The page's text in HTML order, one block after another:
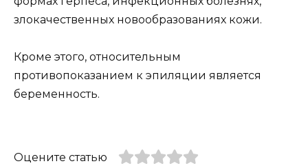
злокачественных новообразованиях кожи.
Кроме этого, относительным
противопоказанием к эпиляции является
беременность.
Оцените статью